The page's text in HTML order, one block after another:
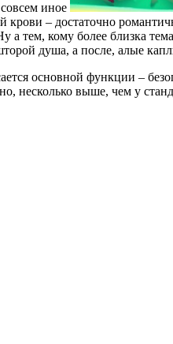
иное
– достаточно
тем, кому более близка
душа, а после, алые
основной функции –
несколько выше, чем у